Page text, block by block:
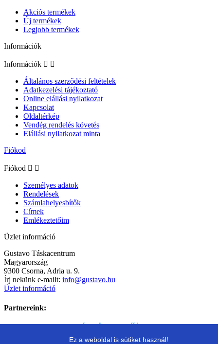
Akciós termékek
Új termékek
Legjobb termékek
Információk
Információk  
Általános szerződési feltételek
Adatkezelési tájékoztató
Online elállási nyilatkozat
Kapcsolat
Oldaltérkép
Vendég rendelés követés
Elállási nyilatkozat minta
Fiókod
Fiókod  
Személyes adatok
Rendelések
Számlahelyesbítők
Címek
Emlékeztetőim
Üzlet információ
Gustavo Táskacentrum
Magyarország
9300 Csorna, Adria u. 9.
Írj nekünk e-mailt: info@gustavo.hu
Üzlet információ
Partnereink:
Ez a weboldal is sütiket használ!